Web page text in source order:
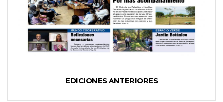
EDICIONES ANTERIORES